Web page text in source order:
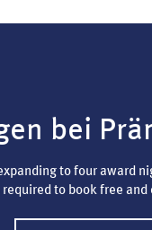
bei
to four award
required to book free